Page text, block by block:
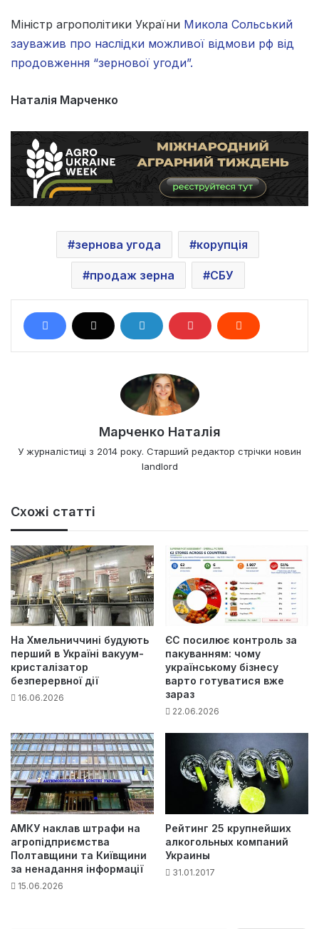
Міністр агрополітики України Микола Сольський
зауважив про наслідки можливої відмови рф від
продовження “зернової угоди”.
Наталія Марченко
зернова угода корупція
продаж зерна СБУ
Марченко Наталія
У журналістиці з 2014 року. Старший редактор стрічки новин
landlord
Схожі статті
На Хмельниччині будують
перший в Україні вакуум-
кристалізатор
безперервної дії
16.06.2026
ЄС посилює контроль за
пакуванням: чому
українському бізнесу
варто готуватися вже
зараз
22.06.2026
АМКУ наклав штрафи на
агропідприємства
Полтавщини та Київщини
за ненадання інформації
15.06.2026
Рейтинг 25 крупнейших
алкогольных компаний
Украины
31.01.2017